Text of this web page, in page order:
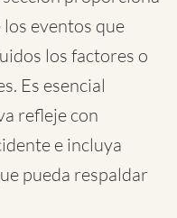
eventos que
los factores o
Es esencial
refleje con
e incluya
pueda respaldar